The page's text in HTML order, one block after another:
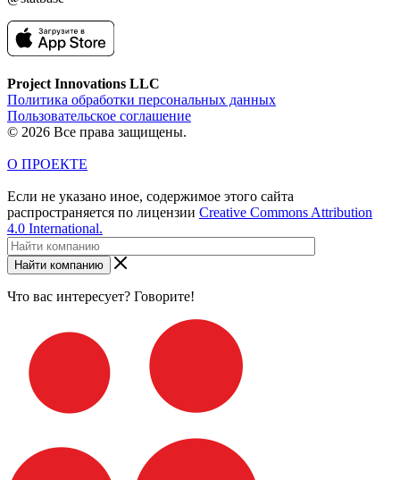
Project Innovations LLC
Политика обработки персональных данных
Пользовательское соглашение
© 2026 Все права защищены.
О ПРОЕКТЕ
Если не указано иное, содержимое этого сайта
распространяется по лицензии Creative Commons Attribution
4.0 International.
Найти компанию
Что вас интересует? Говорите!